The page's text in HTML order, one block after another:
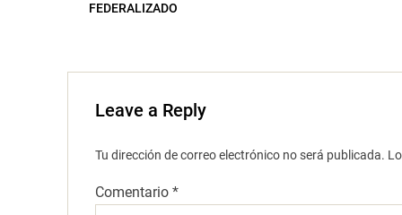
FEDERALIZADO
Leave a Reply
Tu dirección de correo electrónico no será publicada.
Comentario *